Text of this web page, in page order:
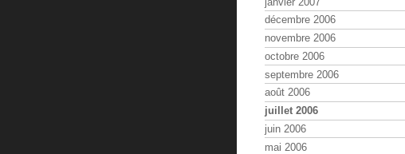
décembre 2006
novembre 2006
octobre 2006
septembre 2006
août 2006
juillet 2006
juin 2006
mai 2006